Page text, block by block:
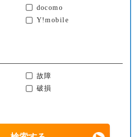
docomo
Y!mobile
故障
破損